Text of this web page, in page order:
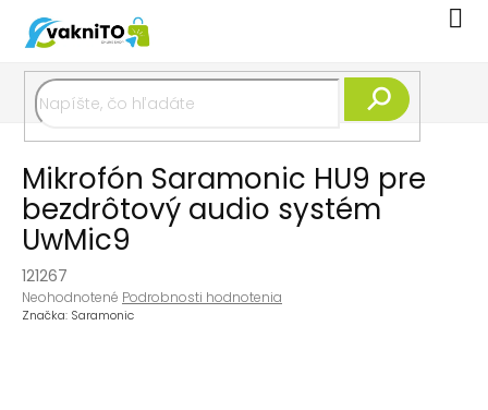
obsah
Mikrofón Saramonic HU9 pre
bezdrôtový audio systém
UwMic9
121267
Priemerné
hodnotenie
Neohodnotené Podrobnosti hodnotenia
Značka: Saramonic